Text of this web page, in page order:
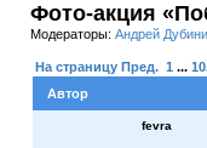
Фото-акция
Модераторы: Андрей
На страницу Пред. 1 ... 10
Автор
fevra